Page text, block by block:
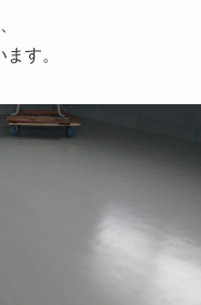
す。